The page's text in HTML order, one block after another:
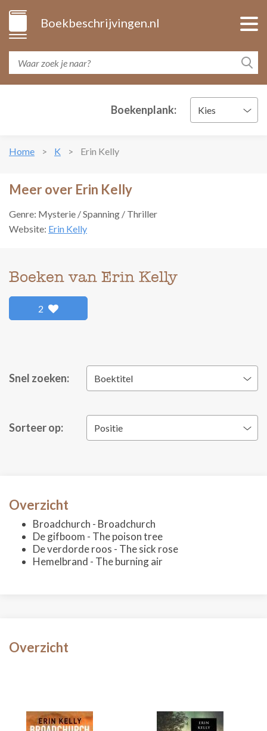
Boekbeschrijvingen.nl
Boekenplank: Kies
Home K Erin Kelly
Meer over Erin Kelly
Genre: Mysterie / Spanning / Thriller
Website: Erin Kelly
Boeken van Erin Kelly
2
Snel zoeken: Boektitel
Sorteer op: Positie
Overzicht
Broadchurch - Broadchurch
De gifboom - The poison tree
De verdorde roos - The sick rose
Hemelbrand - The burning air
Overzicht